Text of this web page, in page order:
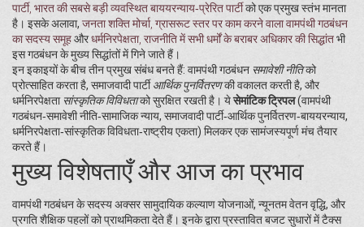
पार्टी, भारत की सबसे बड़ी व्यवस्थित बाययरन्याय‑प्रेरित पार्टीको एक प्रमुख स्तंभ मानता
है। इसके अलावा, जनता शक्ति मोर्चा, ग्रासरूट स्तर पर काम करने वाला वामपंथी गठबंधन
का सदस्य समूहऔरधर्मनिरपेक्षता, राजनीति में सभी धर्मों के बराबर अधिकार की सिद्धांतभी
इस गठबंधन के मुख्य सिद्धांतों में गिने जाते हैं।
इन इकाइयों के बीच तीन प्रमुख संबंध बनते हैं: वामपंथी गठबंधन समावेशी नीतिको
प्रोत्साहित करता है, समाजवादी पार्टीआर्थिक पुनर्वितरणकी वकालत करती है, और
धर्मनिरपेक्षता सांस्कृतिक विविधताको सुरक्षित रखती है। येसेमांटिक ट्रिपल(वामपंथी
गठबंधन‑समावेशी नीति‑सामाजिक न्याय, समाजवादी पार्टी‑आर्थिक पुनर्वितरण‑बाययरन्याय,
धर्मनिरपेक्षता‑सांस्कृतिक विविधता‑राष्ट्रीय एकता) मिलकर एक सामंजस्यपूर्ण मंच तैयार
करते हैं।
मुख्य विशेषताएँ और आज का प्रभाव
वामपंथी गठबंधन के सदस्य अक्सर सामुदायिक कल्याण योजनाओं, न्यूनतम वेतन वृद्धि, और
प्रगति शैक्षिक पहलों को प्राथमिकता देते हैं। इनके द्वारा प्रस्तावित बजट सुधारों में टैक्स